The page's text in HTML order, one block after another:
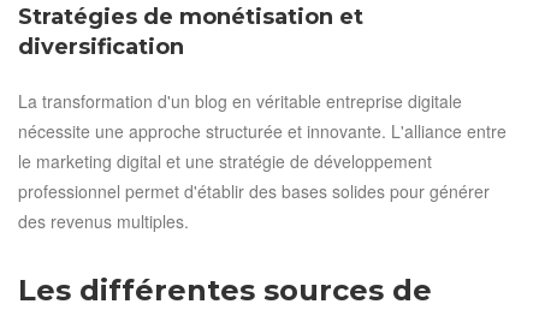
Stratégies de monétisation et
diversification
La transformation d'un blog en véritable entreprise digitale
nécessite une approche structurée et innovante. L'alliance entre
le marketing digital et une stratégie de développement
professionnel permet d'établir des bases solides pour générer
des revenus multiples.
Les différentes sources de